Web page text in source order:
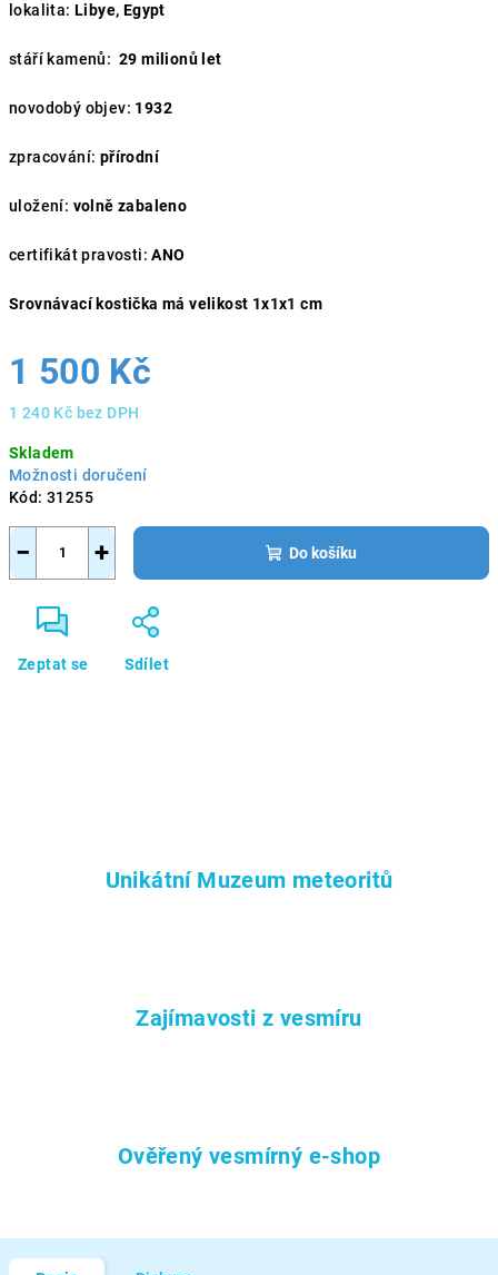
lokalita: Libye, Egypt
stáří kamenů: 29 milionů let
novodobý objev: 1932
zpracování: přírodní
uložení: volně zabaleno
certifikát pravosti: ANO
Srovnávací kostička má velikost 1x1x1 cm
1 500 Kč
1 240 Kč bez DPH
cena:
Skladem
Možnosti doručení
Kód: 31255
+
− Do košíku
Zeptat se Sdílet
Unikátní Muzeum meteoritů
Zajímavosti z vesmíru
Ověřený vesmírný e-shop